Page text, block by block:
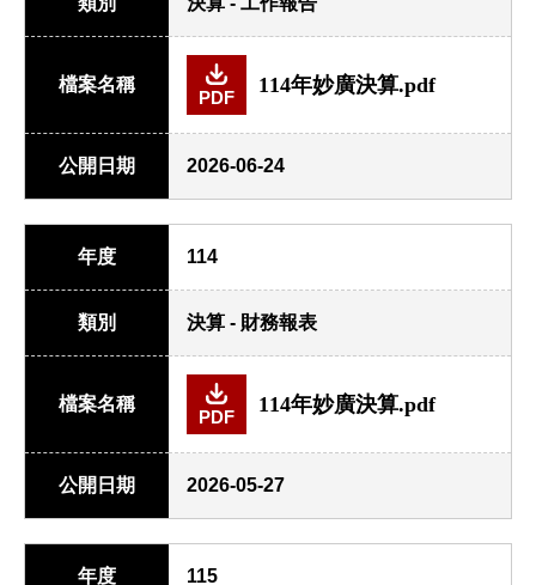
檔案名稱
PDF
114年妙廣決算.pdf
公開日期 2026-06-24
年度 114
類別 決算 - 財務報表
檔案名稱
PDF
114年妙廣決算.pdf
公開日期 2026-05-27
年度 115